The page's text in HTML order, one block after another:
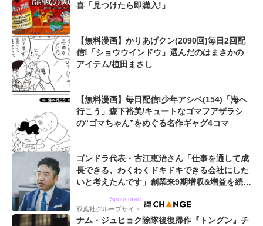
喜「見つけたら即購入!」
【無料漫画】かりあげクン(2090回)毎日2回配
信!「ショウウインドウ」選んだのはまさかの
アイテム/植田まさし
【無料漫画】毎日配信!少年アシベ(154)「海へ
行こう」森下裕美/キュートなゴマフアザラシ
の“ゴマちゃん”をめぐる名作ギャグ4コマ
ゴンドラ代表・古江恵治さん「仕事を通して成
長できる、わくわくドキドキできる会社にした
いと考えたんです」創業来9期増収&増益を続け
Sponsored
双葉社グループサイト
ナム・ジュヒョク除隊後復帰作『トングン』チ